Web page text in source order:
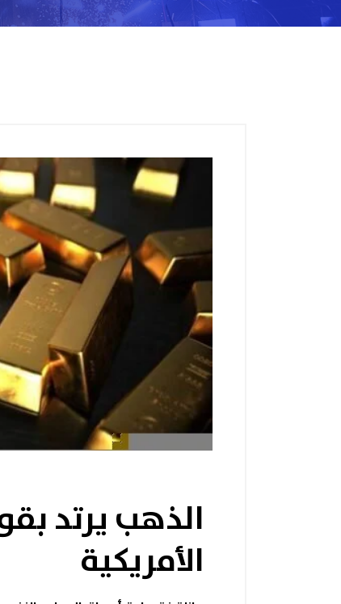
الذهب يرتد
الأمريكية